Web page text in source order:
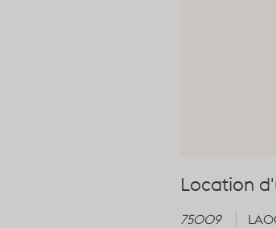
Location
75009